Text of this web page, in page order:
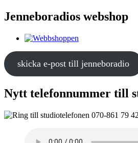
Jenneboradios webshop
skicka e-post till jenneboradio
Nytt telefonnummer till